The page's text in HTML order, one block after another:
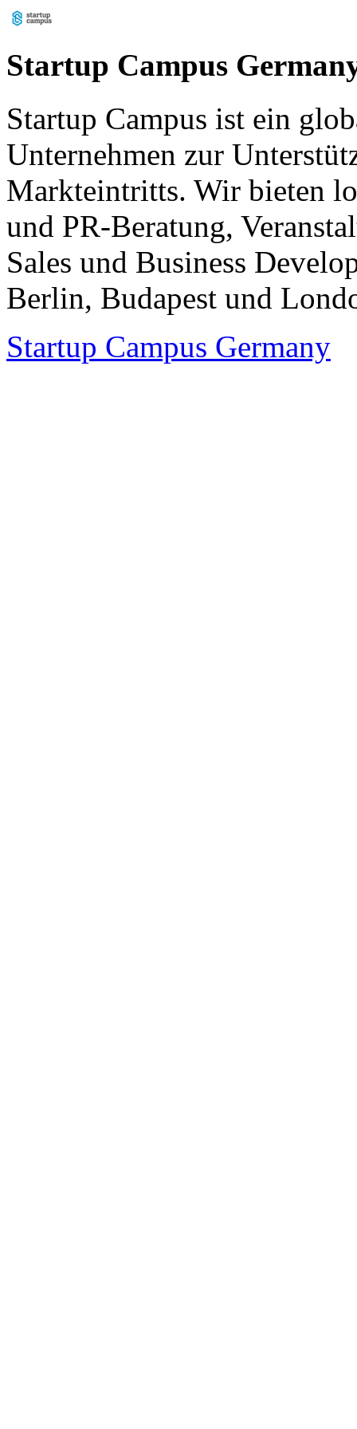
Startup Campus
Startup Campus ist ein
Unternehmen zur
Markteintritts. Wir bieten
und PR-Beratung,
Sales und Business
Berlin, Budapest und
Startup Campus Germany